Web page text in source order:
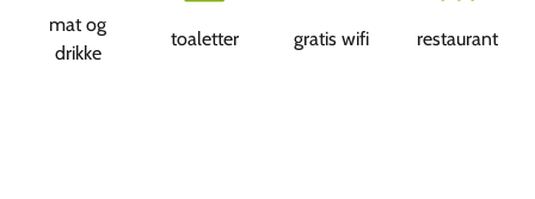
mat og
drikke
toaletter gratis wifi restaurant